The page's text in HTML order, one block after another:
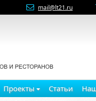
mail@lt21.ru
Проекты Статьи